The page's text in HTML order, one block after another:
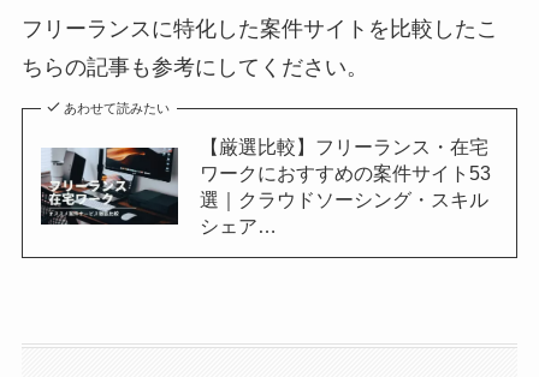
フリーランスに特化した案件サイトを比較したこ
ちらの記事も参考にしてください。
あわせて読みたい
【厳選比較】フリーランス・在宅
ワークにおすすめの案件サイト53
選｜クラウドソーシング・スキル
シェア…